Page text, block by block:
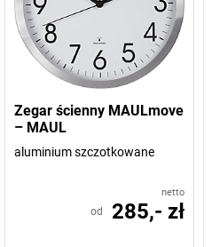
Zegar ścienny MAULmove
– MAUL
aluminium szczotkowane
netto
od 285,- zł